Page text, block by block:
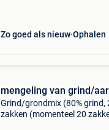
Zo goed als nieuw Ophalen
mengeling van grind/
Grind/grondmix (80% grind,
zakken (momenteel 20